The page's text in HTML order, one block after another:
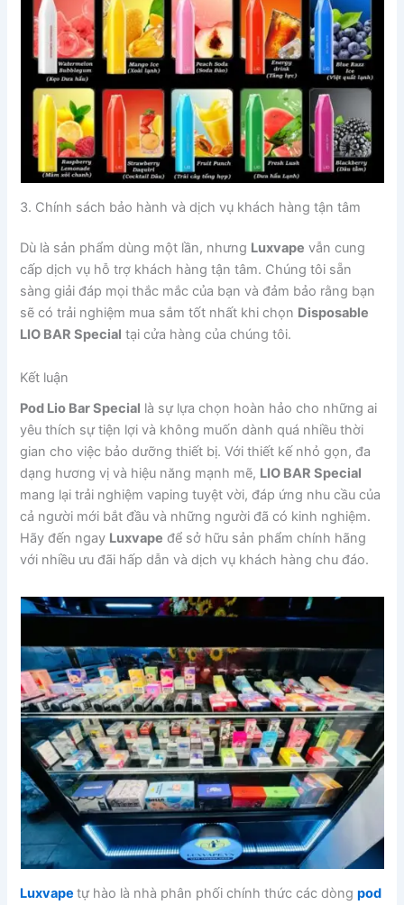
3. Chính sách bảo hành và dịch vụ khách hàng tận tâm
Dù là sản phẩm dùng một lần, nhưng Luxvape vẫn cung
cấp dịch vụ hỗ trợ khách hàng tận tâm. Chúng tôi sẵn
sàng giải đáp mọi thắc mắc của bạn và đảm bảo rằng bạn
sẽ có trải nghiệm mua sắm tốt nhất khi chọn Disposable
LIO BAR Special tại cửa hàng của chúng tôi.
Kết luận
Pod Lio Bar Special là sự lựa chọn hoàn hảo cho những ai
yêu thích sự tiện lợi và không muốn dành quá nhiều thời
gian cho việc bảo dưỡng thiết bị. Với thiết kế nhỏ gọn, đa
dạng hương vị và hiệu năng mạnh mẽ, LIO BAR Special
mang lại trải nghiệm vaping tuyệt vời, đáp ứng nhu cầu của
cả người mới bắt đầu và những người đã có kinh nghiệm.
Hãy đến ngay Luxvape để sở hữu sản phẩm chính hãng
với nhiều ưu đãi hấp dẫn và dịch vụ khách hàng chu đáo.
Luxvapetự hào là nhà phân phối chính thức các dòngpod